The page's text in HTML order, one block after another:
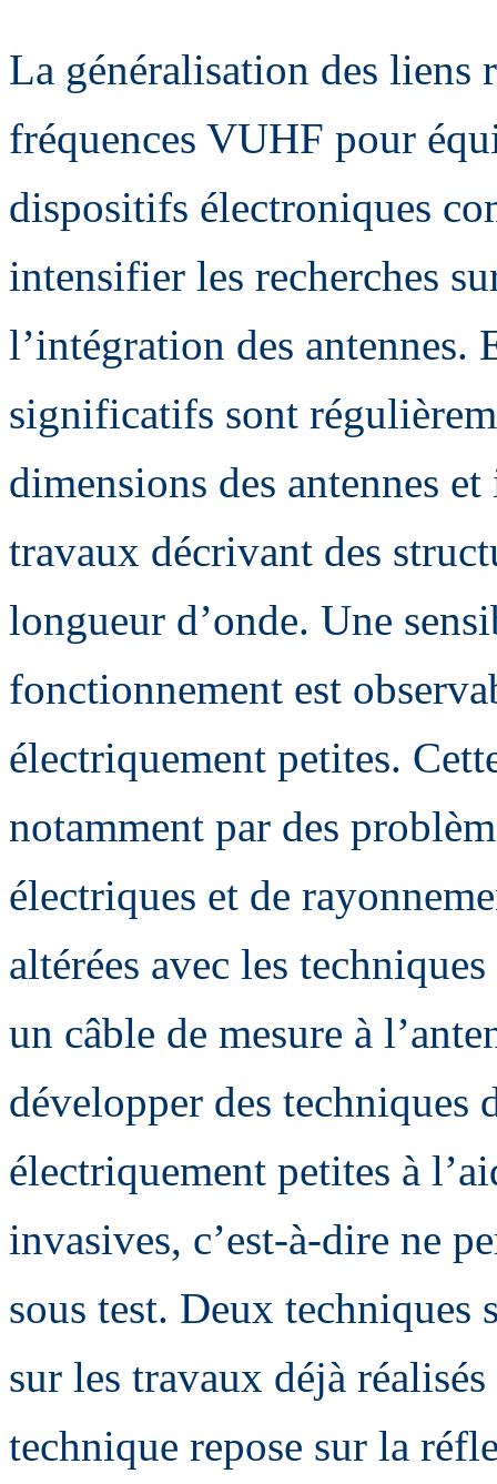
La généralisation des liens
fréquences VUHF pour
dispositifs électroniques
intensifier les recherches
l’intégration des antennes.
significatifs sont
dimensions des antennes
travaux décrivant des
longueur d’onde. Une
fonctionnement est
électriquement petites.
notamment par des
électriques et de
altérées avec les
un câble de mesure à
développer des techniques
électriquement petites à
invasives, c’est-à-dire ne
sous test. Deux techniques
sur les travaux déjà
technique repose sur la